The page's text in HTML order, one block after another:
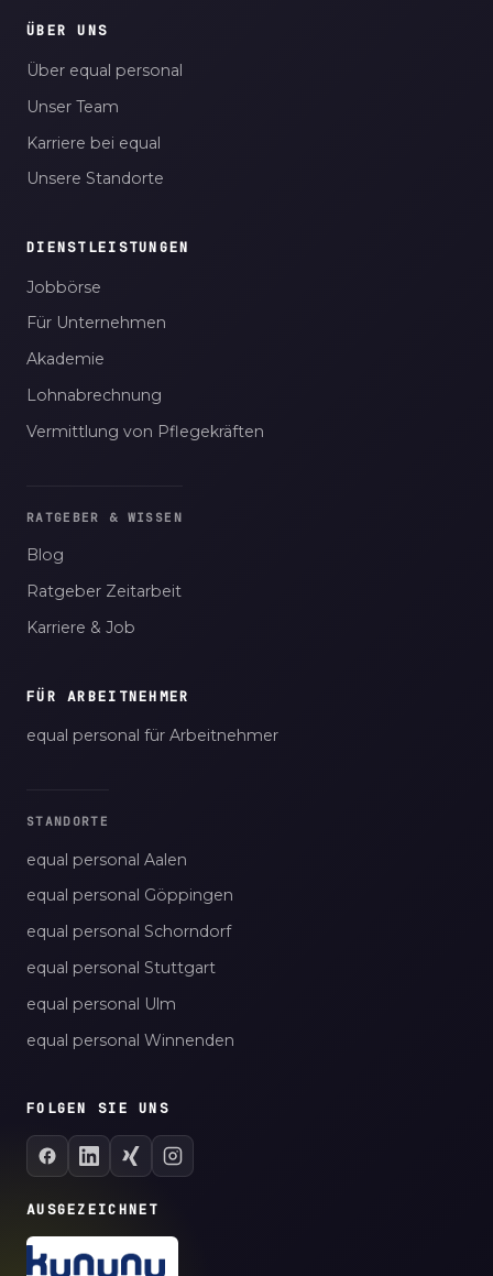
ÜBER UNS
Über equal personal
Unser Team
Karriere bei equal
Unsere Standorte
DIENSTLEISTUNGEN
Jobbörse
Für Unternehmen
Akademie
Lohnabrechnung
Vermittlung von Pflegekräften
RATGEBER & WISSEN
Blog
Ratgeber Zeitarbeit
Karriere & Job
FÜR ARBEITNEHMER
equal personal für Arbeitnehmer
STANDORTE
equal personal Aalen
equal personal Göppingen
equal personal Schorndorf
equal personal Stuttgart
equal personal Ulm
equal personal Winnenden
FOLGEN SIE UNS
AUSGEZEICHNET